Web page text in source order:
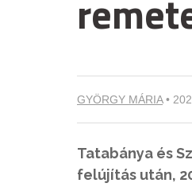
GYÖRGY MÁRIA•
Tatabánya és
felújítás után,